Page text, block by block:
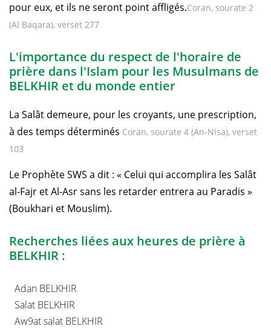
pour eux, et ils ne seront point affligés.Coran, sourate 2
(Al Baqara), verset 277
L'importance du respect de l'horaire de
prière dans l'Islam pour les Musulmans de
BELKHIR et du monde entier
La Salât demeure, pour les croyants, une prescription,
à des temps déterminés Coran, sourate 4 (An-Nisa), verset
103
Le Prophète SWS a dit : « Celui qui accomplira les Salât
al-Fajr et Al-Asr sans les retarder entrera au Paradis »
(Boukhari et Mouslim).
Recherches liées aux heures de prière à
BELKHIR :
Adan BELKHIR
Salat BELKHIR
Aw9at salat BELKHIR